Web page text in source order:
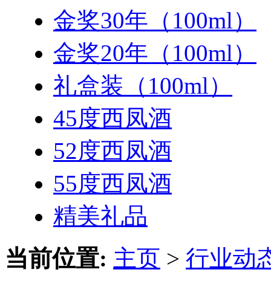
金奖30年（100ml）
金奖20年（100ml）
礼盒装（100ml）
45度西凤酒
52度西凤酒
55度西凤酒
精美礼品
当前位置: 主页 > 行业动